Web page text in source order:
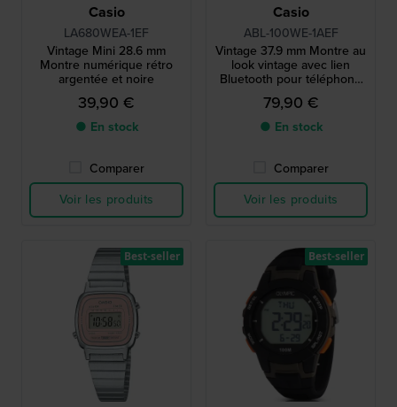
Casio
LA680WEA-1EF
Vintage Mini 28.6 mm
Montre numérique rétro
argentée et noire
39,90 €
● En stock
Comparer
Voir les produits
Casio
ABL-100WE-1AEF
Vintage 37.9 mm Montre au
look vintage avec lien
Bluetooth pour téléphone
intelligent
79,90 €
● En stock
Comparer
Voir les produits
Best-seller Best-seller